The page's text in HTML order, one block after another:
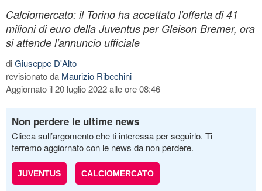
Calciomercato: il Torino ha accettato l'offerta di 41
milioni di euro della Juventus per Gleison Bremer, ora
si attende l'annuncio ufficiale
diGiuseppe D'Alto
revisionato da Maurizio Ribechini
Aggiornato il 20 luglio 2022 alle ore 08:46
Non perdere le ultime news
Clicca sull’argomento che ti interessa per seguirlo. Ti
terremo aggiornato con le news da non perdere.
JUVENTUS CALCIOMERCATO